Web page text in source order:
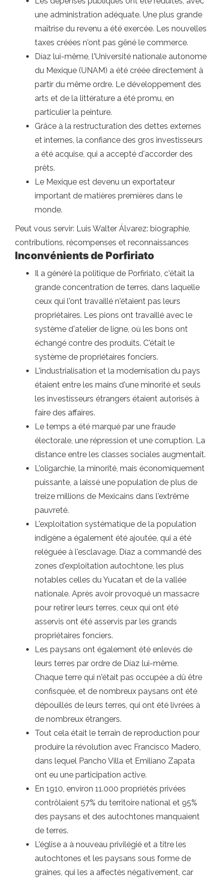
une administration adéquate. Une plus grande
maîtrise du revenu a été exercée. Les nouvelles
taxes créées n'ont pas gêné le commerce.
Díaz lui-même, l'Université nationale autonome
du Mexique (UNAM) a été créée directement à
partir du même ordre. Le développement des
arts et de la littérature a été promu, en
particulier la peinture.
Grâce à la restructuration des dettes externes
et internes, la confiance des gros investisseurs
a été acquise, qui a accepté d'accorder des
prêts.
Le Mexique est devenu un exportateur
important de matières premières dans le
monde.
Peut vous servir: Luis Walter Álvarez: biographie,
contributions, récompenses et reconnaissances
Inconvénients de Porfiriato
Il a généré la politique de Porfiriato, c'était la
grande concentration de terres, dans laquelle
ceux qui l'ont travaillé n'étaient pas leurs
propriétaires. Les pions ont travaillé avec le
système d'atelier de ligne, où les bons ont
échangé contre des produits. C'était le
système de propriétaires fonciers.
L'industrialisation et la modernisation du pays
étaient entre les mains d'une minorité et seuls
les investisseurs étrangers étaient autorisés à
faire des affaires.
Le temps a été marqué par une fraude
électorale, une répression et une corruption. La
distance entre les classes sociales augmentait.
L'oligarchie, la minorité, mais économiquement
puissante, a laissé une population de plus de
treize millions de Mexicains dans l'extrême
pauvreté.
L'exploitation systématique de la population
indigène a également été ajoutée, qui a été
reléguée à l'esclavage. Díaz a commandé des
zones d'exploitation autochtone, les plus
notables celles du Yucatan et de la vallée
nationale. Après avoir provoqué un massacre
pour retirer leurs terres, ceux qui ont été
asservis ont été asservis par les grands
propriétaires fonciers.
Les paysans ont également été enlevés de
leurs terres par ordre de Díaz lui-même.
Chaque terre qui n'était pas occupée a dû être
confisquée, et de nombreux paysans ont été
dépouillés de leurs terres, qui ont été livrées à
de nombreux étrangers.
Tout cela était le terrain de reproduction pour
produire la révolution avec Francisco Madero,
dans lequel Pancho Villa et Emiliano Zapata
ont eu une participation active.
En 1910, environ 11.000 propriétés privées
contrôlaient 57% du territoire national et 95%
des paysans et des autochtones manquaient
de terres.
L'église a à nouveau privilégié et a titre les
autochtones et les paysans sous forme de
graines, qui les a affectés négativement, car